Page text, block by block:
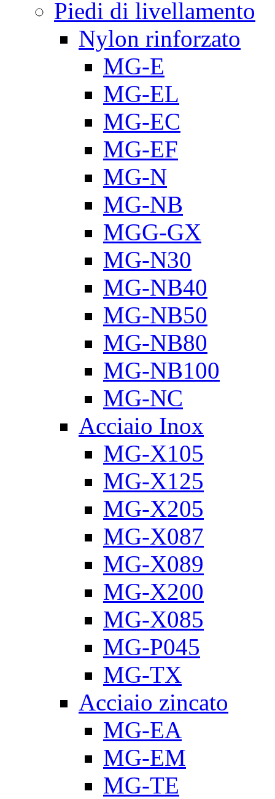
Piedi di livellamento
Nylon rinforzato
MG-E
MG-EL
MG-EC
MG-EF
MG-N
MG-NB
MGG-GX
MG-N30
MG-NB40
MG-NB50
MG-NB80
MG-NB100
MG-NC
Acciaio Inox
MG-X105
MG-X125
MG-X205
MG-X087
MG-X089
MG-X200
MG-X085
MG-P045
MG-TX
Acciaio zincato
MG-EA
MG-EM
MG-TE